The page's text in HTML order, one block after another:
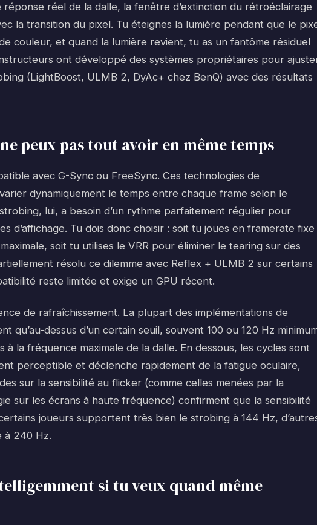
réel de la dalle, la fenêtre d’extinction du rétroéclairage
la transition du pixel. Tu éteignes la lumière pendant que le
couleur, et quand la lumière revient, tu as un fantôme résiduel
ont développé des systèmes propriétaires pour
(LightBoost, ULMB 2, DyAc+ chez BenQ) avec des résultats
peux pas tout avoir en même temps
avec G-Sync ou FreeSync. Ces technologies de
dynamiquement le temps entre chaque frame selon le
lui, a besoin d’un rythme parfaitement régulier pour
d’affichage. Tu dois donc choisir : soit tu joues en framerate fixe
soit tu utilises le VRR pour éliminer le tearing sur des
résolu ce dilemme avec Reflex + ULMB 2 sur certains
reste limitée et exige un GPU récent.
de rafraîchissement. La plupart des implémentations de
qu’au-dessus d’un certain seuil, souvent 100 ou 120 Hz
la fréquence maximale de la dalle. En dessous, les cycles sont
perceptible et déclenche rapidement de la fatigue oculaire,
sur la sensibilité au flicker (comme celles menées par la
sur les écrans à haute fréquence) confirment que la sensibilité
joueurs supportent très bien le strobing à 144 Hz,
à 240 Hz.
si tu veux quand même